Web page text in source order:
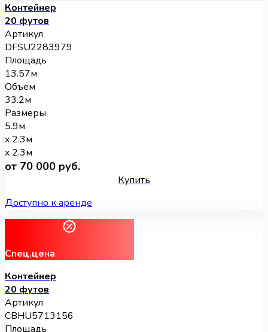
Контейнер
20 футов
Артикул
DFSU2283979
Площадь
13.57м
Объем
33.2м
Размеры
5.9м
x 2.3м
x 2.3м
от 70 000 руб.
Купить
Доступно к аренде
Спец.цена
Контейнер
20 футов
Артикул
CBHU5713156
Площадь